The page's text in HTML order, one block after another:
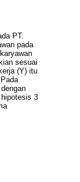
PT.
pada
sesuai
(Y) itu
3